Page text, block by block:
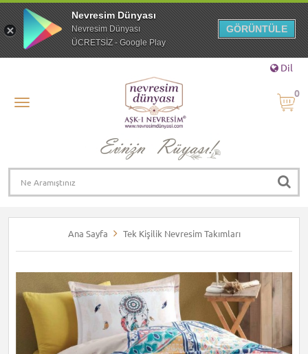
Dil
0
Ana Sayfa Tek Kişilik Nevresim Takımları
Nevresim Dünyası
Nevresim Dünyası
ÜCRETSİZ - Google Play
GÖRÜNTÜLE